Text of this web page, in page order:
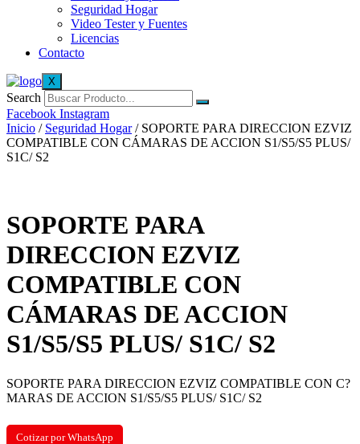
Seguridad Hogar
Video Tester y Fuentes
Licencias
Contacto
X
Search
Facebook Instagram
Inicio / Seguridad Hogar/ SOPORTE PARA DIRECCION EZVIZ
COMPATIBLE CON CÁMARAS DE ACCION S1/S5/S5 PLUS/
S1C/ S2
SOPORTE PARA
DIRECCION EZVIZ
COMPATIBLE CON
CÁMARAS DE ACCION
S1/S5/S5 PLUS/ S1C/ S2
SOPORTE PARA DIRECCION EZVIZ COMPATIBLE CON C?
MARAS DE ACCION S1/S5/S5 PLUS/ S1C/ S2
Cotizar por WhatsApp